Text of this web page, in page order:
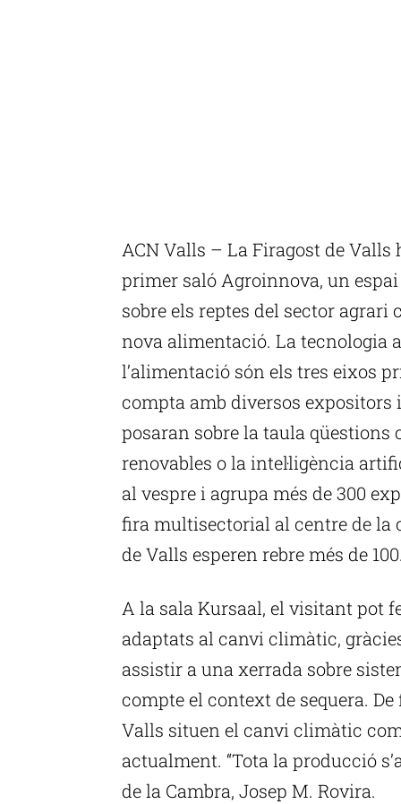
ACN Valls – La Firagost de
primer saló Agroinnova, un
sobre els reptes del sector
nova alimentació. La tecnologia
l’alimentació són els tres eixos
compta amb diversos expositors
posaran sobre la taula qüestions
renovables o la intel·ligència
al vespre i agrupa més de 300
fira multisectorial al centre de la
de Valls esperen rebre més de
A la sala Kursaal, el visitant pot
adaptats al canvi climàtic,
assistir a una xerrada sobre
compte el context de sequera.
Valls situen el canvi climàtic
actualment. “Tota la producció
de la Cambra, Josep M. Rovira.